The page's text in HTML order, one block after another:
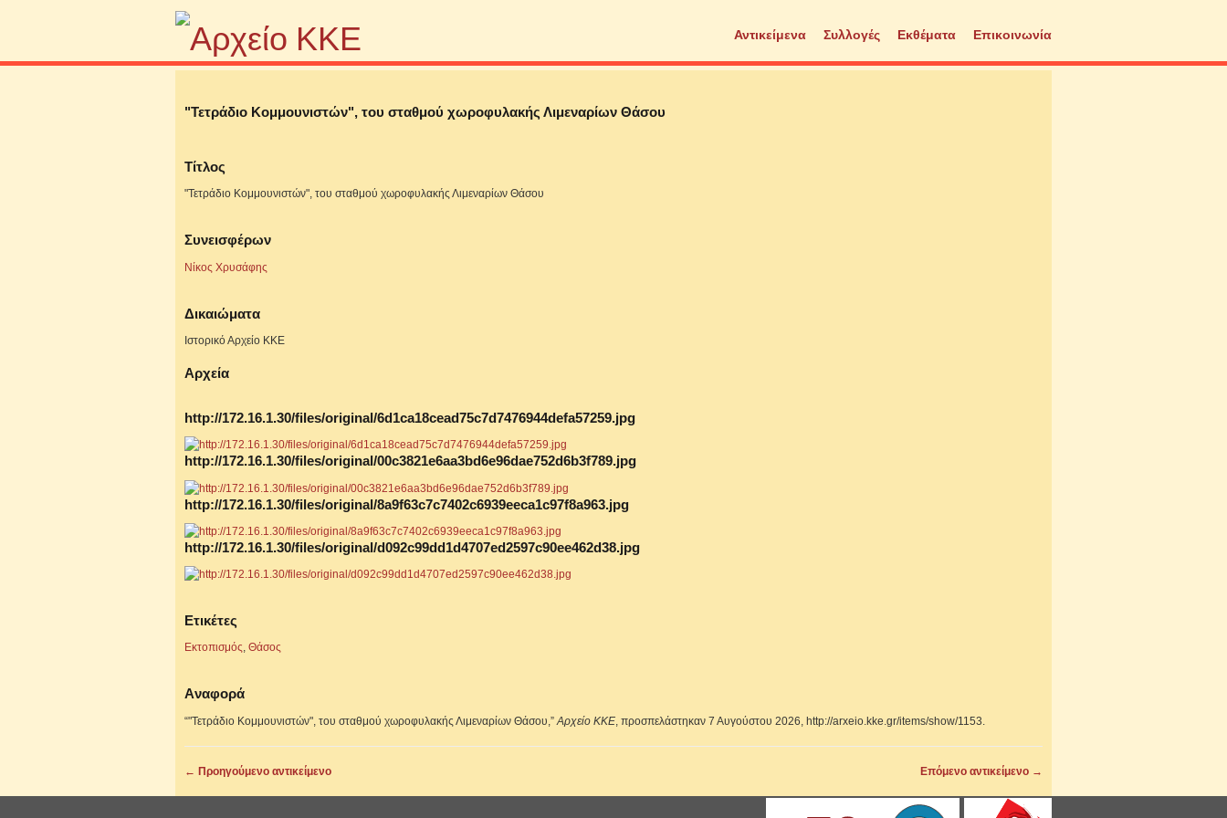
Αντικείμενα Συλλογές Εκθέματα Επικοινωνία
"Τετράδιο Κομμουνιστών", του σταθμού χωροφυλακής Λιμεναρίων Θάσου
Τίτλος
"Τετράδιο Κομμουνιστών", του σταθμού χωροφυλακής Λιμεναρίων Θάσου
Συνεισφέρων
Νίκος Χρυσάφης
Δικαιώματα
Ιστορικό Αρχείο ΚΚΕ
Αρχεία
http://172.16.1.30/files/original/6d1ca18cead75c7d7476944defa57259.jpg
http://172.16.1.30/files/original/00c3821e6aa3bd6e96dae752d6b3f789.jpg
http://172.16.1.30/files/original/8a9f63c7c7402c6939eeca1c97f8a963.jpg
http://172.16.1.30/files/original/d092c99dd1d4707ed2597c90ee462d38.jpg
Ετικέτες
Εκτοπισμός, Θάσος
Aναφορά
“"Τετράδιο Κομμουνιστών", του σταθμού χωροφυλακής Λιμεναρίων Θάσου,” Αρχείο ΚΚΕ , προσπελάστηκαν 7 Αυγούστου 2026, http://arxeio.kke.gr/items/show/1153
← Προηγούμενο αντικείμενο Επόμενο αντικείμενο →